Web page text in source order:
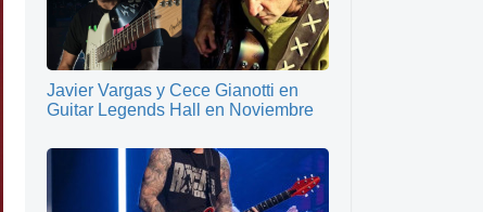
Javier Vargas y Cece Gianotti en
Guitar Legends Hall en Noviembre